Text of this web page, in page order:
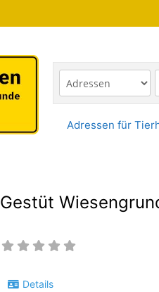
Adressen für
Gestüt
Details